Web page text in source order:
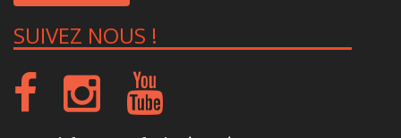
SUIVEZ NOUS !